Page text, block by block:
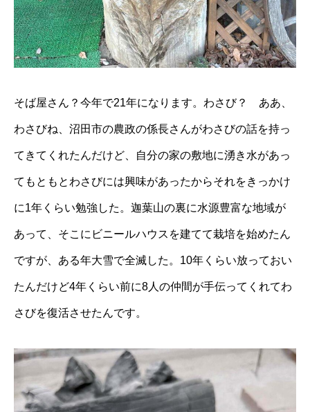
そば屋さん？今年で21年になります。わさび？ ああ、
わさびね、沼田市の農政の係長さんがわさびの話を持っ
てきてくれたんだけど、自分の家の敷地に湧き水があっ
てもともとわさびには興味があったからそれをきっかけ
に1年くらい勉強した。迦葉山の裏に水源豊富な地域が
あって、そこにビニールハウスを建てて栽培を始めたん
ですが、ある年大雪で全滅した。10年くらい放っておい
たんだけど4年くらい前に8人の仲間が手伝ってくれてわ
さびを復活させたんです。